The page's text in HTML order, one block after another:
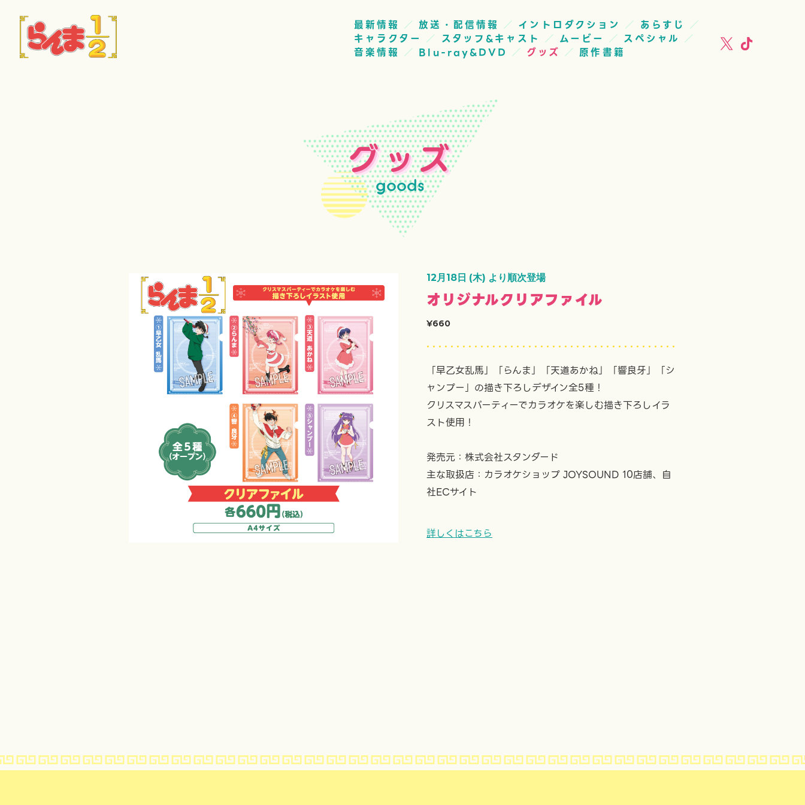
最新情報 放送・配信情報 イントロダクション
あらすじ
キャラクター
スタッフ&キャスト ムービー
スペシャル
音楽情報
Blu-ray&DVD グッズ 原作書籍
グッズ
goods
12月18日 (木) より順次登場
オリジナルクリアファイル
¥660
「早乙女乱馬」「らんま」「天道あかね」「響良牙」「シ
ャンプー」の描き下ろしデザイン全5種！
クリスマスパーティーでカラオケを楽しむ描き下ろしイラ
スト使用！
発売元：株式会社スタンダード
主な取扱店：カラオケショップ JOYSOUND 10店舗、自
社ECサイト
詳しくはこちら